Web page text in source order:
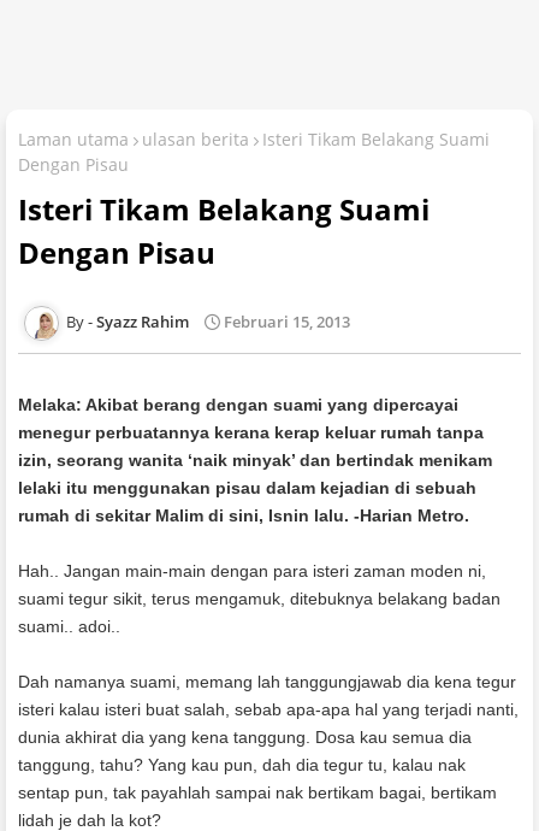
Laman utama ulasan berita
Isteri Tikam Belakang Suami
Dengan Pisau
Isteri Tikam Belakang Suami
Dengan Pisau
Syazz Rahim Februari 15, 2013
Melaka: Akibat berang dengan suami yang dipercayai
menegur perbuatannya kerana kerap keluar rumah tanpa
izin, seorang wanita ‘naik minyak’ dan bertindak menikam
lelaki itu menggunakan pisau dalam kejadian di sebuah
rumah di sekitar Malim di sini, Isnin lalu. -Harian Metro.
Hah.. Jangan main-main dengan para isteri zaman moden ni,
suami tegur sikit, terus mengamuk, ditebuknya belakang badan
suami.. adoi..
Dah namanya suami, memang lah tanggungjawab dia kena tegur
isteri kalau isteri buat salah, sebab apa-apa hal yang terjadi nanti,
dunia akhirat dia yang kena tanggung. Dosa kau semua dia
tanggung, tahu? Yang kau pun, dah dia tegur tu, kalau nak
sentap pun, tak payahlah sampai nak bertikam bagai, bertikam
lidah je dah la kot?